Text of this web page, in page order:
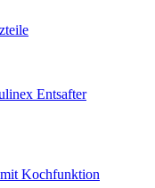
Entsafter
Kochfunktion